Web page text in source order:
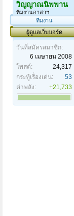
วิญญาณนิพพาน
ทีมงานอาสาฯ
ทีมงาน
ผู้ดูแลเว็บบอร์ด
วันที่สมัครสมาชิก:
6 เมษายน 2008
โพสต์:
24,317
กระทู้เรื่องเด่น:
53
ค่าพลัง:
+21,733